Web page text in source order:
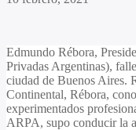
Edmundo Rébora,
Privadas Argentinas),
ciudad de Buenos Aires.
Continental, Rébora,
experimentados
ARPA, supo conducir la